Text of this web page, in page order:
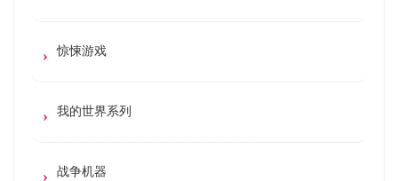
惊悚游戏
我的世界系列
战争机器